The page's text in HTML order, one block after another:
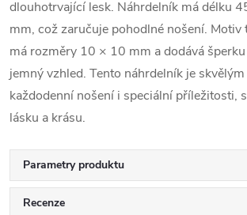
dlouhotrvající lesk. Náhrdelník má délku
mm, což zaručuje pohodlné nošení. Motiv
má rozměry 10 × 10 mm a dodává
jemný vzhled. Tento náhrdelník je
každodenní nošení i speciální příležitosti,
lásku a krásu.
Parametry produktu
Recenze